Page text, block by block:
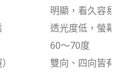
明顯，看久容
透光度低，螢
60～70度
雙向、四向皆有